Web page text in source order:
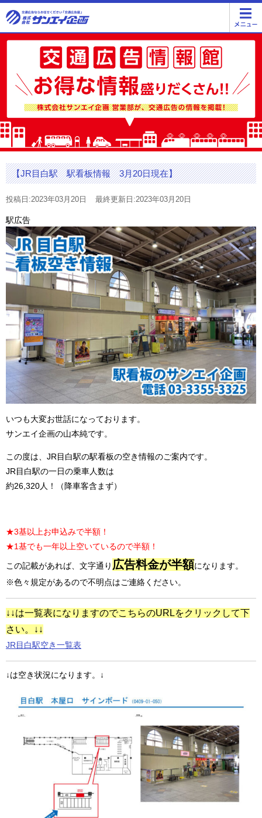
【JR目白駅 駅看板情報 3月20日現在】
投稿日:2023年03月20日 最終更新日:2023年03月20日
駅広告
いつも大変お世話になっております。
サンエイ企画の山本純です。
この度は、JR目白駅の駅看板の空き情報のご案内です。
JR目白駅の一日の乗車人数は
約26,320人！（降車客含まず）
★3基以上お申込みで半額！
★1基でも一年以上空いているので半額！
この記載があれば、文字通り 広告料金が半額になります。
※色々規定があるので不明点はご連絡ください。
↓↓は一覧表になりますのでこちらのURLをクリックして下
さい。↓↓
JR目白駅空き一覧表
↓は空き状況になります。↓